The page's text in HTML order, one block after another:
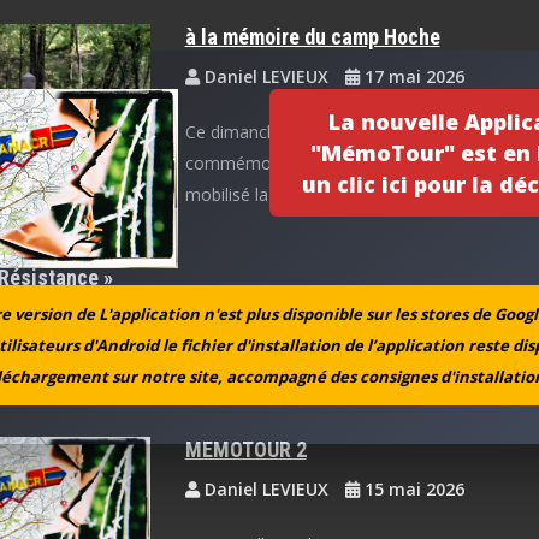
La nouvelle
"MémoTour" est en
un clic ici pour la
version de L'application n'est plus disponible sur les stores de
d'Android le fichier d'installation de l’application reste
sur notre site, accompagné des consignes
à la mémoire du camp Hoche
Daniel LEVIEUX 17 mai 2026
Ce dimanche 10 mai 2026, les cérémonies
commémoratives du camp Hoche n’avaient
mobilisé la foule… […]
»
16 mai 2026
a accueilli, le mardi 12 mai 2026, une vingtaine de collégiens sur
MEMOTOUR 2
Daniel LEVIEUX 15 mai 2026